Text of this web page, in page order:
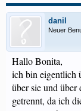
danil
Neuer
Hallo Bonita,
ich bin eigentlich
über sie und über
getrennt, da ich